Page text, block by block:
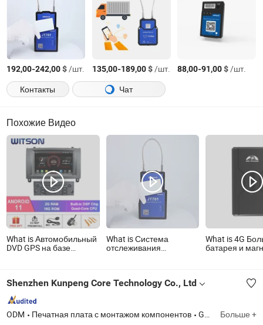
192,00-242,00$/шт. 135,00-189,00$/шт. 88,00-91,00$/шт.
Контакты
Чат
Похожие Видео
What is Автомобильный
DVD GPS на базе
для Peugeot 407
1080P HD видео
What is Система
отслеживания
GPS замок с
What is 4G
батарея и
Устройство
бесплатным
Shenzhen Kunpeng Core Technology Co., Ltd
ODM Печатная плата с монтажом компонентов Guangdong Больше +